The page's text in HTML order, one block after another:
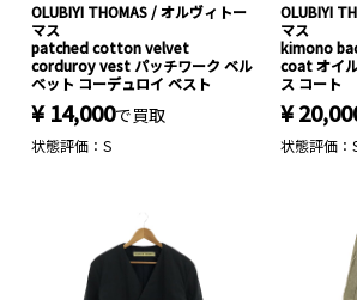
OLUBIYI THOMAS / オルヴィトー
マス
patched cotton velvet
corduroy vest パッチワーク ベル
ベット コーデュロイ ベスト
¥ 14,000で買取
状態評価：S
OLUBIYI
マス
kimono
coat オイ
ス コート
¥
状態評価：